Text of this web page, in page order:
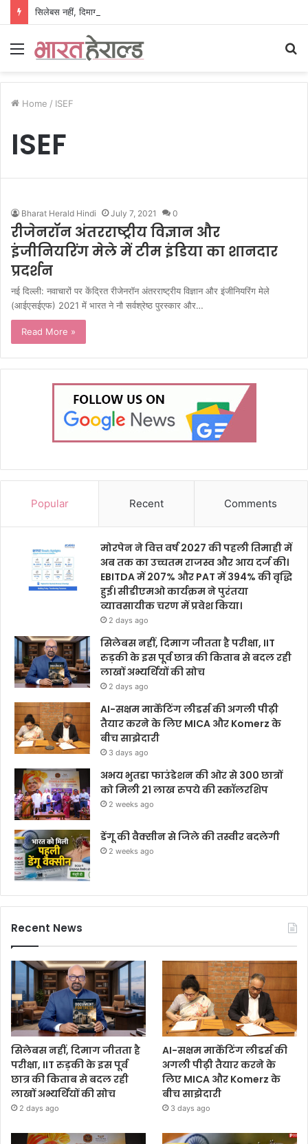
Menu
Home / ISEF
ISEF
Bharat Herald Hindi July 7, 2021 0
रीजेनरॉन अंतरराष्ट्रीय विज्ञान और
इंजीनियरिंग मेले में टीम इंडिया का शानदार
प्रदर्शन
नई दिल्ली: नवाचारों पर केंद्रित रीजेनरॉन अंतरराष्ट्रीय विज्ञान और इंजीनियरिंग मेले
(आईएसईएफ) 2021 में भारत ने नौ सर्वश्रेष्ठ पुरस्कार और…
Read More »
Popular Recent Comments
मोरपेन ने वित्त वर्ष 2027 की पहली तिमाही में
अब तक का उच्चतम राजस्व और आय दर्ज की।
EBITDA में 207% और PAT में 394% की वृद्धि
हुई। सीडीएमओ कार्यक्रम ने पुरंतया
व्यावसायीक चरण में प्रवेश किया।
2 days ago
सिलेबस नहीं, दिमाग जीतता है परीक्षा, IIT
रुड़की के इस पूर्व छात्र की किताब से बदल रही
लाखों अभ्यर्थियों की सोच
2 days ago
AI-सक्षम मार्केटिंग लीडर्स की अगली पीढ़ी
तैयार करने के लिए MICA और Komerz के
बीच साझेदारी
3 days ago
अभय भुतडा फाउंडेशन की ओर से 300 छात्रों
को मिली 21 लाख रुपये की स्कॉलरशिप
2 weeks ago
डेंगू की वैक्सीन से जिले की तस्वीर बदलेगी
2 weeks ago
Recent News
सिलेबस नहीं, दिमाग जीतता है
परीक्षा, IIT रुड़की के इस पूर्व
छात्र की किताब से बदल रही
लाखों अभ्यर्थियों की सोच
2 days ago
AI-सक्षम मार्केटिंग लीडर्स की
अगली पीढ़ी तैयार करने के
लिए MICA और Komerz के
बीच साझेदारी
3 days ago